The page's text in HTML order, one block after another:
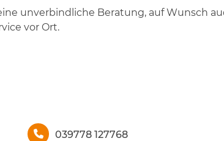
unverbindliche Beratung, auf Wunsch
vor Ort.
039778 127768